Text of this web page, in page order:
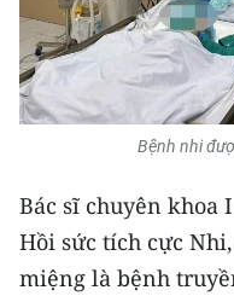
TIN ĐỊA PHƯƠNG
Trung du và miền
Đồng bằng sông
Bắc Trung Bộ
Duyên hải Nam
Nguyên
Bệnh nhi
Bác sĩ chuyên khoa
Hồi sức tích cực
miệng là bệnh